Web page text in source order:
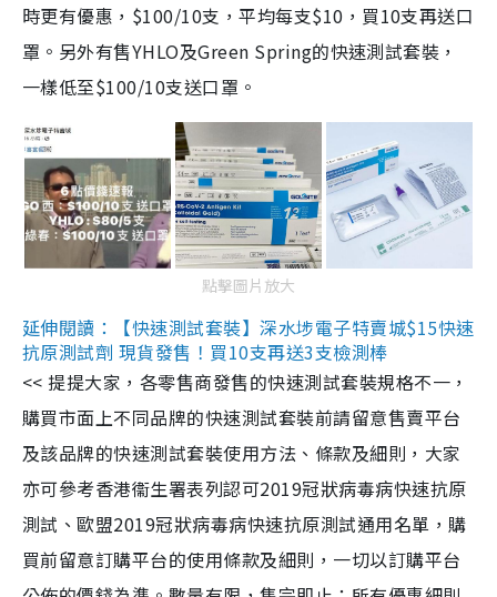
時更有優惠，$100/10支，平均每支$10，買10支再送口
罩。另外有售YHLO及Green Spring的快速測試套裝，
一樣低至$100/10支送口罩。
點擊圖片放大
延伸閱讀：【快速測試套裝】深水埗電子特賣城$15快速
抗原測試劑 現貨發售！買10支再送3支檢測棒
<< 提提大家，各零售商發售的快速測試套裝規格不一，
購買市面上不同品牌的快速測試套裝前請留意售賣平台
及該品牌的快速測試套裝使用方法、條款及細則，大家
亦可參考香港衞生署表列認可2019冠狀病毒病快速抗原
測試、歐盟2019冠狀病毒病快速抗原測試通用名單，購
買前留意訂購平台的使用條款及細則，一切以訂購平台